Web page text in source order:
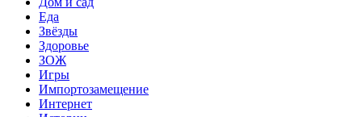
Еда
Звёзды
Здоровье
ЗОЖ
Игры
Импортозамещение
Интернет